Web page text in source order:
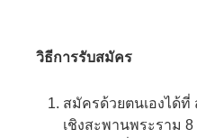
วิธีการรับสมัคร
สมัครด้วยตนเองได้
เชิงสะพานพระราม